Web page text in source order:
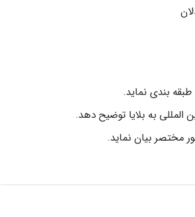
بندی نماید.
به بلایا توضیح دهد.
مختصر بیان نماید.